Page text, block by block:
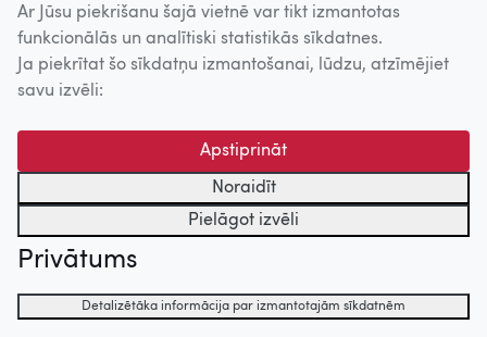
„Animācijas Brigāde” vadītājs, leļļu animācijas
mākslinieks, producents, scenāriju un mūzikas autors
Māris Putniņš (20.07.1950.–24.01.2024.).
cilvēka, kurš kinomākslā būtu darbojies tik daudzās un
dažādās profesijās – Māris Putniņš kinovidē parādījās
kā jauns un spurains aktieris Rīgas kinostudijas 70.
gadu spēlfilmās, šajā jomā 21. gadsimtā turpinājis
darbu arī kā scenāriju autors un režisors, bet jau 80.
gadu vidū atradis savu stabilo vietu – Latvijas leļļu
animāciju, un radošā mūža laikā piedalījies vairāk nekā
80 filmu veidošanā, bijis vairāk nekā 50 filmu
Ar Jūsu piekrišanu šajā vietnē var tikt izmantotas
funkcionālās un analītiski statistikās sīkdatnes.
Ja piekrītat šo sīkdatņu izmantošanai, lūdzu, atzīmējiet
savu izvēli:
Apstiprināt
Noraidīt
Pielāgot izvēli
Privātums
Detalizētāka informācija par izmantotajām sīkdatnēm